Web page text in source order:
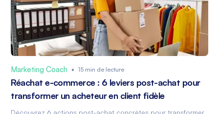
Marketing Coach • 15 min de lecture
Réachat e-commerce : 6 leviers post-achat pour
transformer un acheteur en client fidèle
Découvrez 6 actions post-achat concrètes pour transformer